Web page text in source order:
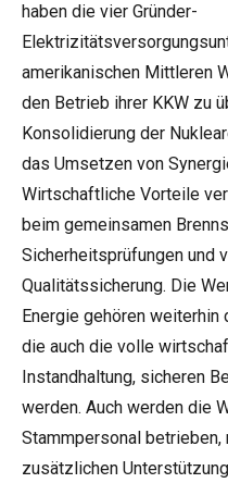
haben die vier Gründer-
amerikanischen Mittleren
den Betrieb ihrer KKW zu
Konsolidierung der
das Umsetzen von
Wirtschaftliche Vorteile
beim gemeinsamen
Sicherheitsprüfungen und
Qualitätssicherung. Die
Energie gehören
die auch die volle
Instandhaltung, sicheren
werden. Auch werden die
Stammpersonal
zusätzlichen